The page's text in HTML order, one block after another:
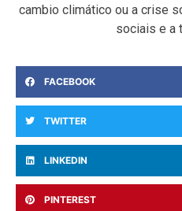
cambio climático ou a crise
sociais e a
FACEBOOK
TWITTER
LINKEDIN
PINTEREST